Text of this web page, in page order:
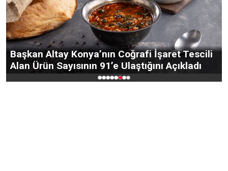
Konya'da Ulaşım Rahatlıyor! Şehir Hastanesi
Yolu Yenilendi